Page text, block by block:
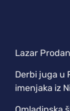
Lazar
Derbi juga u
imenjaka iz